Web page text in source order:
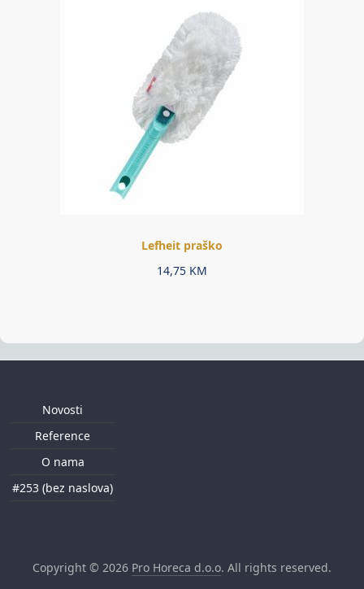
Lefheit praško
14,75 KM
Novosti
Reference
O nama
#253 (bez naslova)
Copyright © 2026 Pro Horeca d.o.o. All rights reserved.